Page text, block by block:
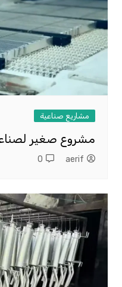
مشاريع صناعية
مشروع صغير
aerif
0